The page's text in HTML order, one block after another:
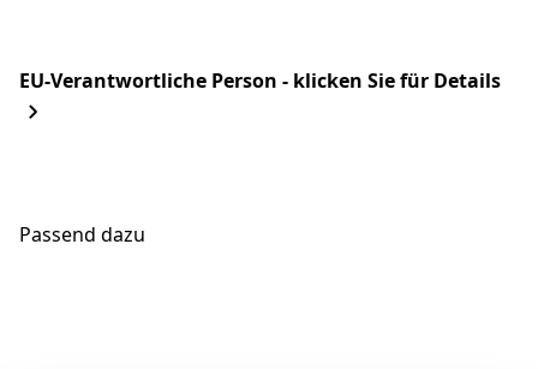
EU-Verantwortliche Person - klicken Sie für Details
Passend dazu